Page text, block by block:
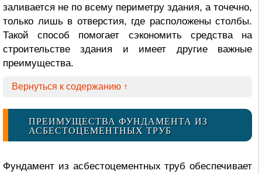
заливается не по всему периметру здания, а точечно,
только лишь в отверстия, где расположены столбы.
Такой способ помогает сэкономить средства на
строительстве здания и имеет другие важные
преимущества.
Вернуться к содержанию ↑
ПРЕИМУЩЕСТВА ФУНДАМЕНТА ИЗ
АСБЕСТОЦЕМЕНТНЫХ ТРУБ
Фундамент из асбестоцементных труб обеспечивает